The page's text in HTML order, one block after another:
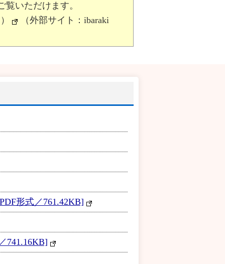
いただけます。
（外部サイト：ibaraki
形式／761.42KB]
741.16KB]